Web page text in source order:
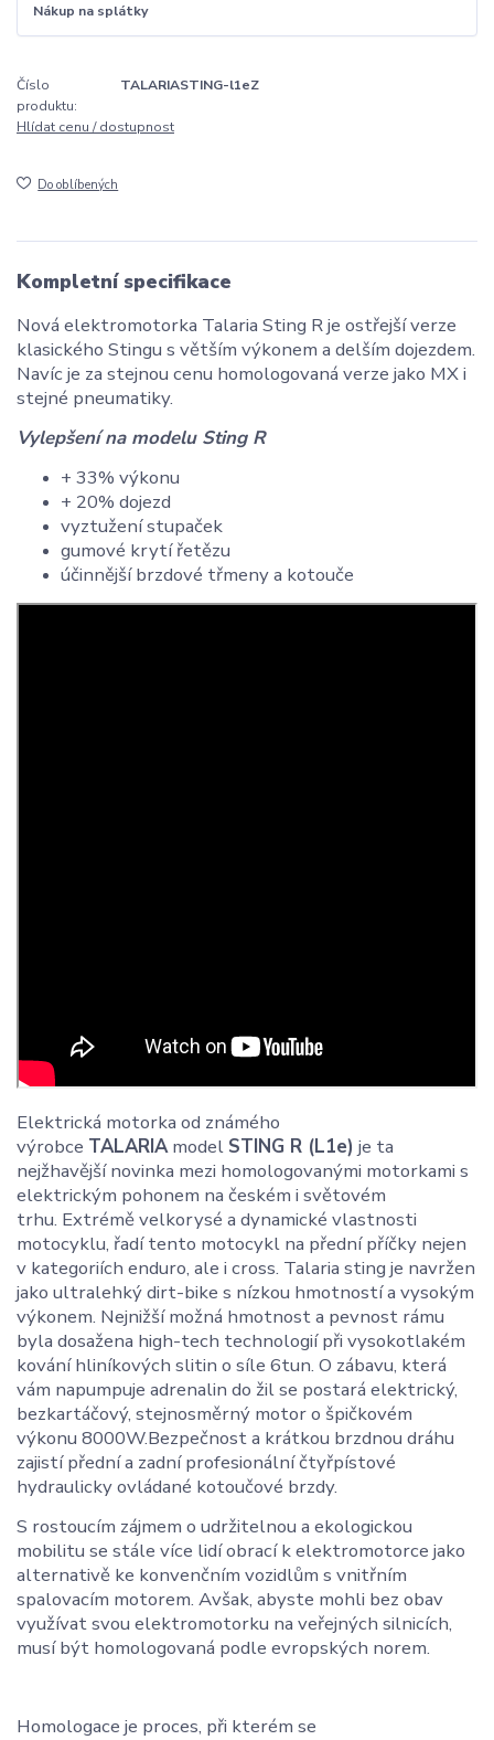
Nákup na splátky
Číslo
produktu:
TALARIASTING-l1eZ
Hlídat cenu / dostupnost
Do oblíbených
Kompletní specifikace
Nová elektromotorka Talaria Sting R je ostřejší verze
klasického Stingu s větším výkonem a delším dojezdem.
Navíc je za stejnou cenu homologovaná verze jako MX i
stejné pneumatiky.
Vylepšení na modelu Sting R
+ 33% výkonu
+ 20% dojezd
vyztužení stupaček
gumové krytí řetězu
účinnější brzdové třmeny a kotouče
Elektrická motorka od známého
výrobce TALARIAmodel STING R (L1e) je ta
nejžhavější novinka mezi homologovanými motorkami s
elektrickým pohonem na českém i světovém
trhu. Extrémě velkorysé a dynamické vlastnosti
motocyklu, řadí tento motocykl na přední příčky nejen
v kategoriích enduro, ale i cross. Talaria sting je navržen
jako ultralehký dirt-bike s nízkou hmotností a vysokým
výkonem. Nejnižší možná hmotnost a pevnost rámu
byla dosažena high-tech technologií při vysokotlakém
kování hliníkových slitin o síle 6tun. O zábavu, která
vám napumpuje adrenalin do žil se postará elektrický,
bezkartáčový, stejnosměrný motor o špičkovém
výkonu 8000W.Bezpečnost a krátkou brzdnou dráhu
zajistí přední a zadní profesionální čtyřpístové
hydraulicky ovládané kotoučové brzdy.
S rostoucím zájmem o udržitelnou a ekologickou
mobilitu se stále více lidí obrací k elektromotorce jako
alternativě ke konvenčním vozidlům s vnitřním
spalovacím motorem. Avšak, abyste mohli bez obav
využívat svou elektromotorku na veřejných silnicích,
musí být homologovaná podle evropských norem.
Homologace je proces, při kterém se